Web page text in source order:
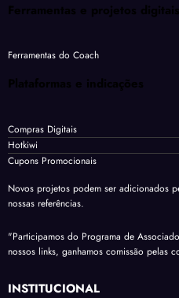
Ferramentas e projetos digitais
Ferramentas do Coach
Plataformas e indicações
Compras Digitais
Hotkiwi
Cupons Promocionais
Novos projetos podem ser adicionados
nossas referências.
"Participamos do Programa de
nossos links, ganhamos comissão pelas
INSTITUCIONAL